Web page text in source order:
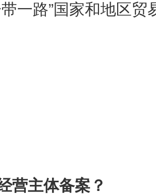
一路”国家和地区
营主体备案？